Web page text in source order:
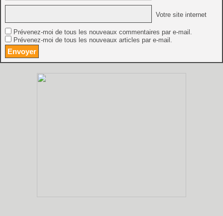
Votre site internet
Prévenez-moi de tous les nouveaux commentaires par e-mail.
Prévenez-moi de tous les nouveaux articles par e-mail.